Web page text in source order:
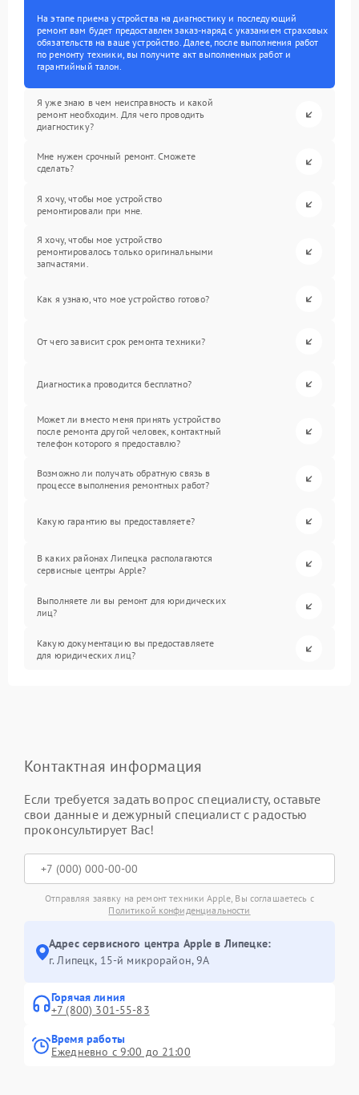
На этапе приема устройства на диагностику и последующий
ремонт вам будет предоставлен заказ-наряд с указанием страховых
обязательств на ваше устройство. Далее, после выполнения работ
по ремонту техники, вы получите акт выполненных работ и
гарантийный талон.
Я уже знаю в чем неисправность и какой
ремонт необходим. Для чего проводить
диагностику?
Мне нужен срочный ремонт. Сможете
сделать?
Я хочу, чтобы мое устройство
ремонтировали при мне.
Я хочу, чтобы мое устройство
ремонтировалось только оригинальными
запчастями.
Как я узнаю, что мое устройство готово?
От чего зависит срок ремонта техники?
Диагностика проводится бесплатно?
Может ли вместо меня принять устройство
после ремонта другой человек, контактный
телефон которого я предоставлю?
Возможно ли получать обратную связь в
процессе выполнения ремонтных работ?
Какую гарантию вы предоставляете?
В каких районах Липецка располагаются
сервисные центры Apple?
Выполняете ли вы ремонт для юридических
лиц?
Какую документацию вы предоставляете
для юридических лиц?
Контактная информация
Если требуется задать вопрос специалисту, оставьте
свои данные и дежурный специалист с радостью
проконсультирует Вас!
Отправляя заявку на ремонт техники Apple, Вы соглашаетесь с
Политикой конфиденциальности
Адрес сервисного центра Apple в Липецке:
г. Липецк, 15-й микрорайон, 9А
Горячая линия
+7 (800) 301-55-83
Время работы
Ежедневно с 9:00 до 21:00